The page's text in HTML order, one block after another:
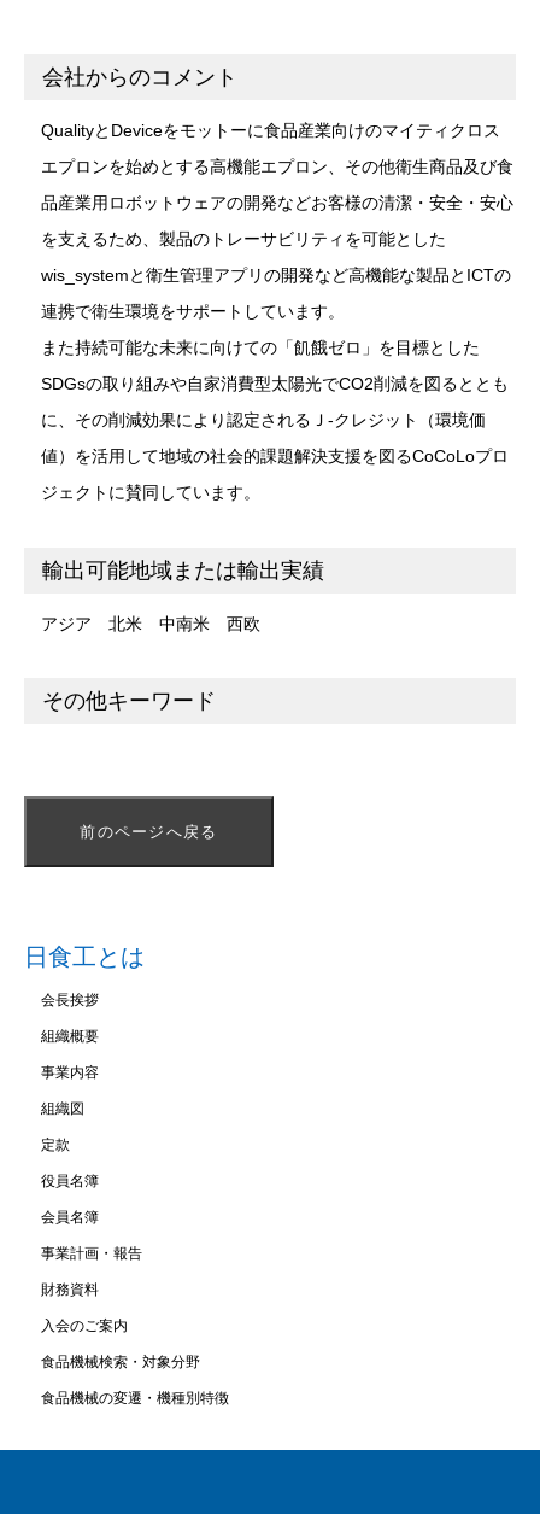
会社からのコメント
QualityとDeviceをモットーに食品産業向けのマイティクロス
エプロンを始めとする高機能エプロン、その他衛生商品及び食
品産業用ロボットウェアの開発などお客様の清潔・安全・安心
を支えるため、製品のトレーサビリティを可能とした
wis_systemと衛生管理アプリの開発など高機能な製品とICTの
連携で衛生環境をサポートしています。
また持続可能な未来に向けての「飢餓ゼロ」を目標とした
SDGsの取り組みや自家消費型太陽光でCO2削減を図るととも
に、その削減効果により認定されるＪ-クレジット（環境価
値）を活用して地域の社会的課題解決支援を図るCoCoLoプロ
ジェクトに賛同しています。
輸出可能地域または輸出実績
アジア 北米 中南米 西欧
その他キーワード
前のページへ戻る
日食工とは
会長挨拶
組織概要
事業内容
組織図
定款
役員名簿
会員名簿
事業計画・報告
財務資料
入会のご案内
食品機械検索・対象分野
食品機械の変遷・機種別特徴